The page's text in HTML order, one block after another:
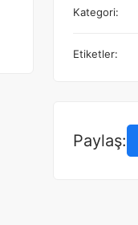
Kategori:
Etiketler:
Paylaş: